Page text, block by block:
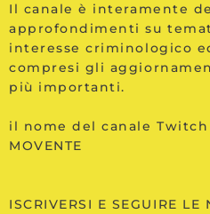
Il canale è interamente
approfondimenti su
interesse criminologico
compresi gli
più importanti.
il nome del canale Twitch
MOVENTE
ISCRIVERSI E SEGUIRE LE